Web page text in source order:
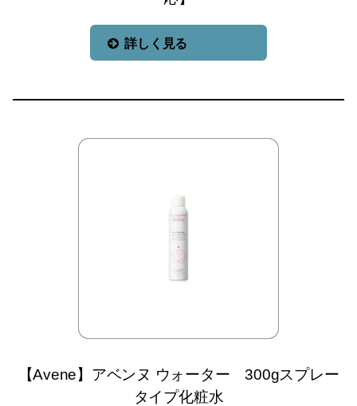
詳しく見る
【Avene】アベンヌ ウォーター 300gスプレー
タイプ化粧水